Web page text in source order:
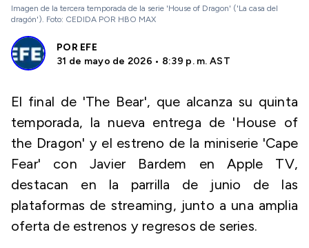
Imagen de la tercera temporada de la serie 'House of Dragon' ('La casa del
dragón'). Foto: CEDIDA POR HBO MAX
POR EFE
31 de mayo de 2026 • 8:39 p. m. AST
El final de 'The Bear', que alcanza su quinta
temporada, la nueva entrega de 'House of
the Dragon' y el estreno de la miniserie 'Cape
Fear' con Javier Bardem en Apple TV,
destacan en la parrilla de junio de las
plataformas de streaming, junto a una amplia
oferta de estrenos y regresos de series.